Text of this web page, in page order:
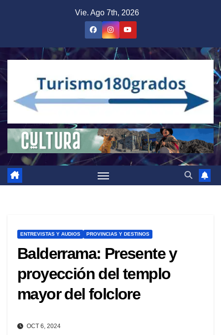
Vie. Ago 7th, 2026
ENTREVISTAS Y AUDIOS PROVINCIAS Y DESTINOS
Balderrama: Presente y
proyección del templo
mayor del folclore
OCT 6, 2024